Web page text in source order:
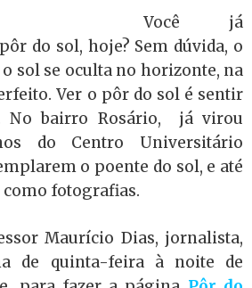
Você já
do sol, hoje? Sem dúvida, o
sol se oculta no horizonte, na
Ver o pôr do sol é sentir
No bairro Rosário, já virou
do Centro Universitário
o poente do sol, e até
fotografias.
Maurício Dias, jornalista,
de quinta-feira à noite de